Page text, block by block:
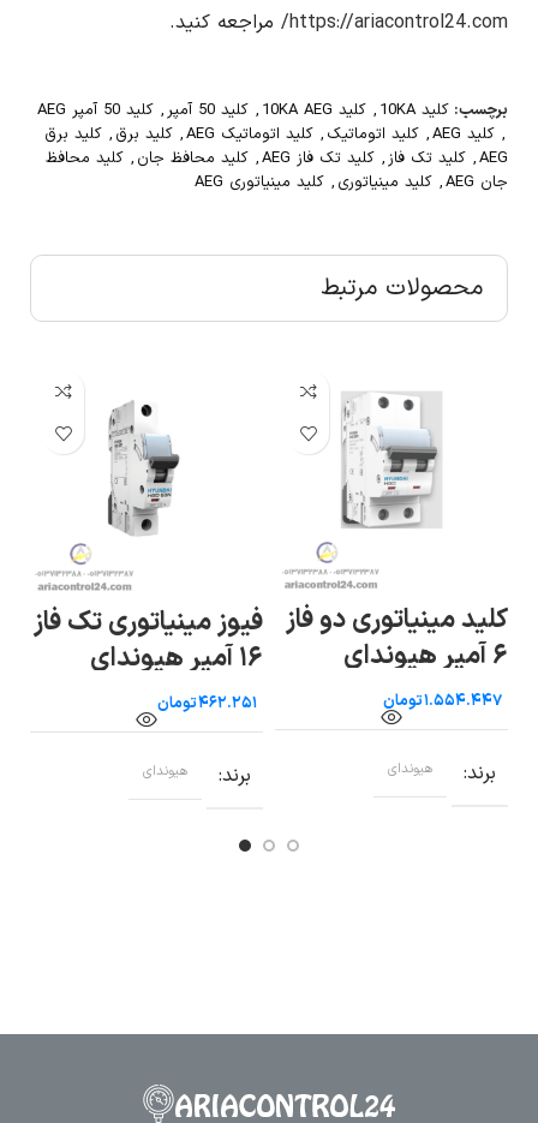
https://ariacontrol24.com/ مراجعه کنید.
برچسب: کلید 10KA , کلید 10KA AEG , کلید 50 آمپر , کلید 50 آمپر AEG
, کلید AEG , کلید اتوماتیک , کلید اتوماتیک AEG , کلید برق , کلید برق
AEG
, کلید تک فاز, کلید تک فاز AEG , کلید محافظ جان , کلید محافظ
جان AEG
, کلید مینیاتوری , کلید مینیاتوری AEG
محصولات مرتبط
فیوز مینیاتوری تک فاز
۱۶ آمپر هیوندای
تومان
برند هیوندای
فیوز مینیاتوری تک فاز
۲۵ آمپر هیوندای
تومان
برند هیوندای